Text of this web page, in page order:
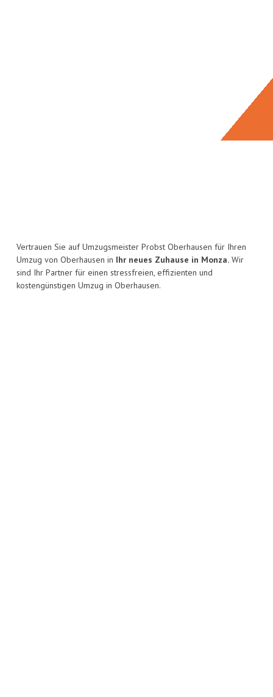
Vertrauen Sie auf Umzugsmeister Probst Oberhausen für Ihren
Umzug von Oberhausen in Ihr neues Zuhause in Monza. Wir
sind Ihr Partner für einen stressfreien, effizienten und
kostengünstigen Umzug in Oberhausen.